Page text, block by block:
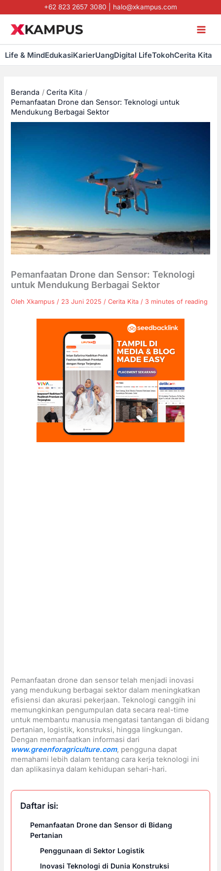
ke
konten
+62 823 2657 3080 halo@xkampus.com
Life & MindEdukasiKarierUangDigital LifeTokohCerita Kita
Beranda
Cerita Kita
Pemanfaatan Drone dan Sensor: Teknologi untuk
Mendukung Berbagai Sektor
Pemanfaatan Drone dan Sensor: Teknologi
untuk Mendukung Berbagai Sektor
Oleh Xkampus / 23 Juni 2025 /Cerita Kita / 3 minutes of reading
Pemanfaatan drone dan sensor telah menjadi inovasi
yang mendukung berbagai sektor dalam meningkatkan
efisiensi dan akurasi pekerjaan. Teknologi canggih ini
memungkinkan pengumpulan data secara real-time
untuk membantu manusia mengatasi tantangan di bidang
pertanian, logistik, konstruksi, hingga lingkungan.
Dengan memanfaatkan informasi dari
www.greenforagriculture.com, pengguna dapat
memahami lebih dalam tentang cara kerja teknologi ini
dan aplikasinya dalam kehidupan sehari-hari.
Daftar isi:
Pemanfaatan Drone dan Sensor di Bidang
Pertanian
Penggunaan di Sektor Logistik
Inovasi Teknologi di Dunia Konstruksi